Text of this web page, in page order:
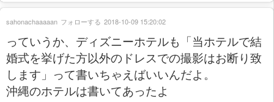
っていうか、ディズニーホテルも「当ホテルで結
婚式を挙げた方以外のドレスでの撮影はお断り致
します」って書いちゃえばいいんだよ。
沖縄のホテルは書いてあったよ
sahonachaaaaan フォローする 2018-10-09 15:20:02